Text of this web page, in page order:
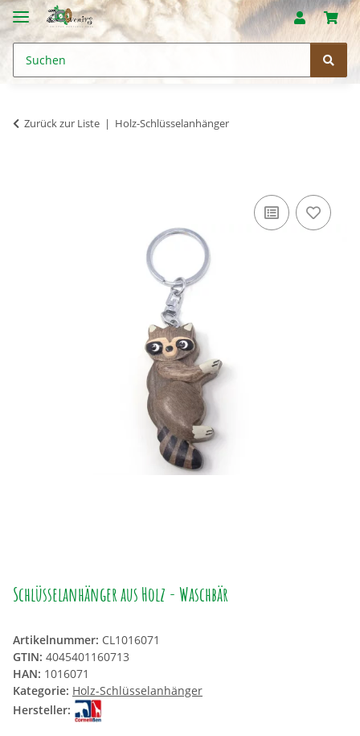
Zurück zur Liste Holz-Schlüsselanhänger
Schlüsselanhänger aus Holz - Waschbär
Artikelnummer: CL1016071
GTIN: 4045401160713
HAN: 1016071
Kategorie: Holz-Schlüsselanhänger
Hersteller: